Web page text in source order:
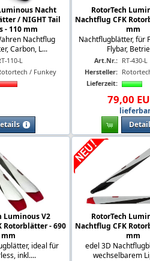
Nacht
/ NIGHT Tail
- 110 mm
Nachtflug
Carbon, L...
110-L
/ Funkey
RotorTech
Nachtflug CFK
mm
Nachtflugblätter, für
Flybar,
Art.Nr.: RT-430-L
Hersteller:
Lieferzeit:
79,00
Luminous V2
Rotorblätter - 690
mm
ideal für
inkl....
RotorTech
Nachtflug CFK
mm
edel 3D
wechselbarem